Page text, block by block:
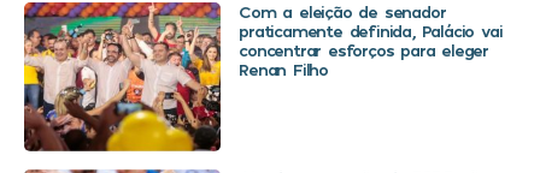
Com a eleição de senador
praticamente definida, Palácio vai
concentrar esforços para eleger
Renan Filho